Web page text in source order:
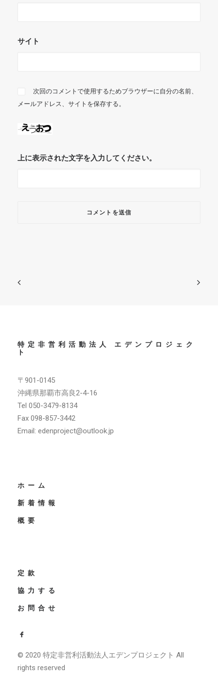
サイト
次回のコメントで使用するためブラウザーに自分の名前、
メールアドレス、サイトを保存する。
上に表示された文字を入力してください。
特定非営利活動法人 エデンプロジェク
ト
〒901-0145
沖縄県那覇市高良2-4-16
Tel 050-3479-8134
Fax 098-857-3442
Email: edenproject@outlook.jp
ホーム
新着情報
概要
定款
協力する
お問合せ
© 2020 特定非営利活動法人エデンプロジェクト All
rights reserved